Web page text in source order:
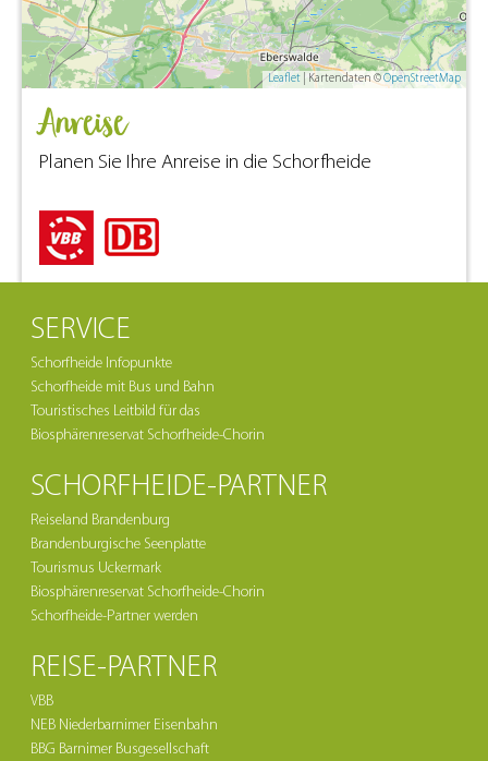
Leaflet | Kartendaten ©OpenStreetMap
Anreise
Planen Sie Ihre Anreise in die Schorfheide
SERVICE
Schorfheide Infopunkte
Schorfheide mit Bus und Bahn
Touristisches Leitbild für das
Biosphärenreservat Schorfheide-Chorin
SCHORFHEIDE-PARTNER
Reiseland Brandenburg
Brandenburgische Seenplatte
Tourismus Uckermark
Biosphärenreservat Schorfheide-Chorin
Schorfheide-Partner werden
REISE-PARTNER
VBB
NEB Niederbarnimer Eisenbahn
BBG Barnimer Busgesellschaft